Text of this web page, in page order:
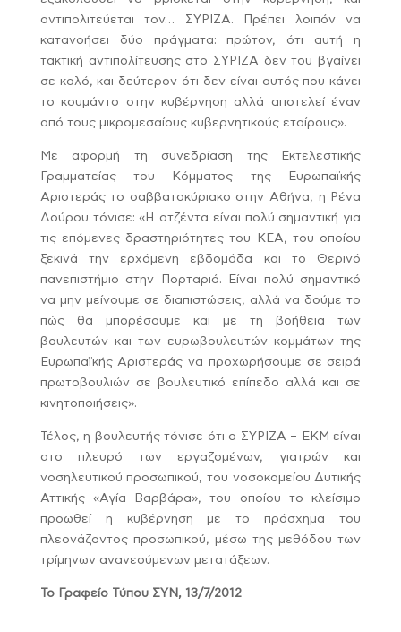
αντιπολιτεύεται τον… ΣΥΡΙΖΑ. Πρέπει λοιπόν να
κατανοήσει δύο πράγματα: πρώτον, ότι αυτή η
τακτική αντιπολίτευσης στο ΣΥΡΙΖΑ δεν του βγαίνει
σε καλό, και δεύτερον ότι δεν είναι αυτός που κάνει
το κουμάντο στην κυβέρνηση αλλά αποτελεί έναν
από τους μικρομεσαίους κυβερνητικούς εταίρους».
Με αφορμή τη συνεδρίαση της Εκτελεστικής
Γραμματείας του Κόμματος της Ευρωπαϊκής
Αριστεράς το σαββατοκύριακο στην Αθήνα, η Ρένα
Δούρου τόνισε: «Η ατζέντα είναι πολύ σημαντική για
τις επόμενες δραστηριότητες του ΚΕΑ, του οποίου
ξεκινά την ερχόμενη εβδομάδα και το Θερινό
πανεπιστήμιο στην Πορταριά. Είναι πολύ σημαντικό
να μην μείνουμε σε διαπιστώσεις, αλλά να δούμε το
πώς θα μπορέσουμε και με τη βοήθεια των
βουλευτών και των ευρωβουλευτών κομμάτων της
Ευρωπαϊκής Αριστεράς να προχωρήσουμε σε σειρά
πρωτοβουλιών σε βουλευτικό επίπεδο αλλά και σε
κινητοποιήσεις».
Τέλος, η βουλευτής τόνισε ότι ο ΣΥΡΙΖΑ – ΕΚΜ είναι
στο πλευρό των εργαζομένων, γιατρών και
νοσηλευτικού προσωπικού, του νοσοκομείου Δυτικής
Αττικής «Αγία Βαρβάρα», του οποίου το κλείσιμο
προωθεί η κυβέρνηση με το πρόσχημα του
πλεονάζοντος προσωπικού, μέσω της μεθόδου των
τρίμηνων ανανεούμενων μετατάξεων.
To Γραφείο Τύπου ΣΥΝ, 13/7/2012